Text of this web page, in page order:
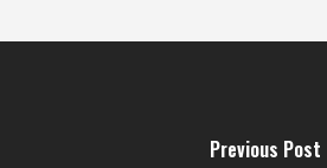
Previous Post